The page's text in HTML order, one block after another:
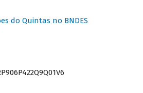
do Quintas no BNDES